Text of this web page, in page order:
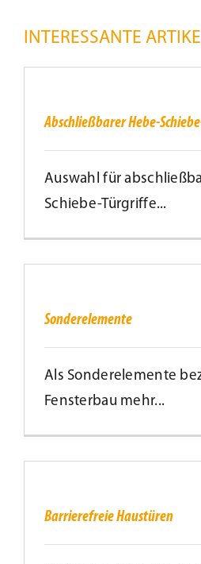
Kundenservice
Lesezeichen
INTERESSANTE
Türgriff
Abschließbarer Hebe-
Auswahl für
Schiebe-Türgriffe...
Sonderelemente
Als Sonderelemente
Fensterbau mehr...
Barrierefreie Haustüren